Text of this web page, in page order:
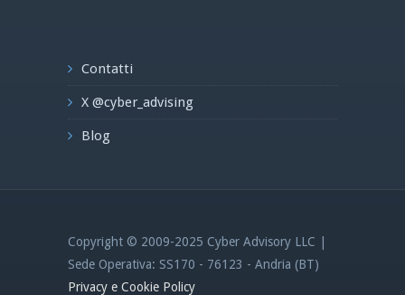
Contatti
X @cyber_advising
Blog
Copyright © 2009-2025 Cyber Advisory LLC |
Sede Operativa: SS170 - 76123 - Andria (BT)
Privacy e Cookie Policy